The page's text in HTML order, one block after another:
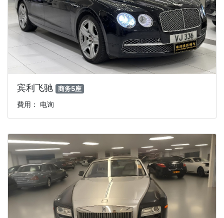
宾利飞驰 商务5座
費用： 电询